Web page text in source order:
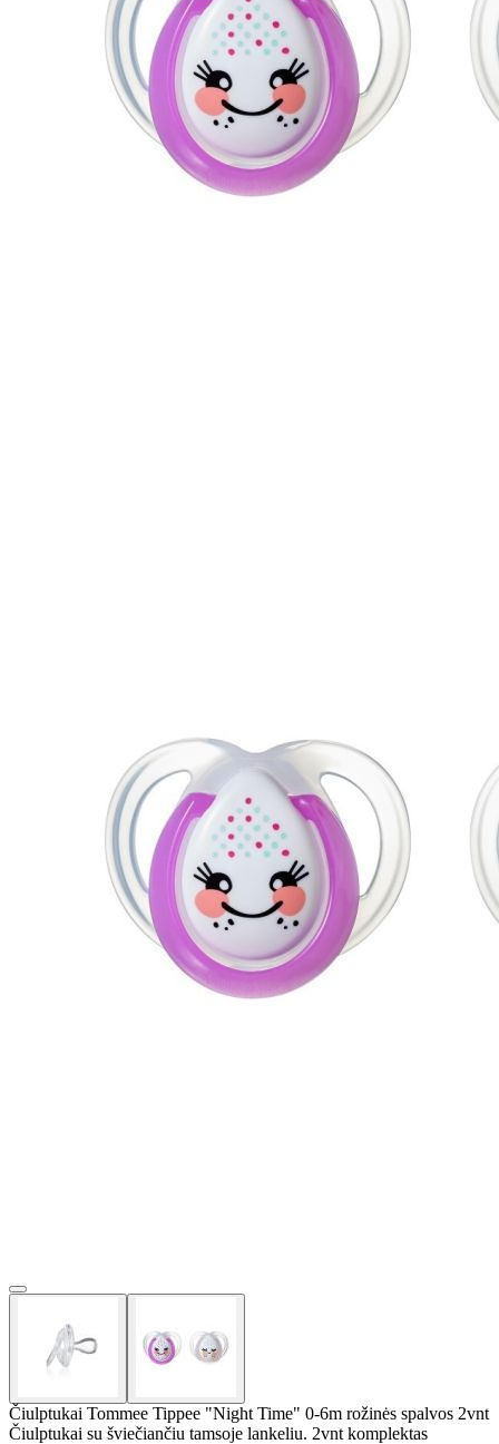
Čiulptukai Tommee Tippee "Night Time" 0-6m rožinės spalvos 2vnt
Čiulptukai su šviečiančiu tamsoje lankeliu. 2vnt komplektas